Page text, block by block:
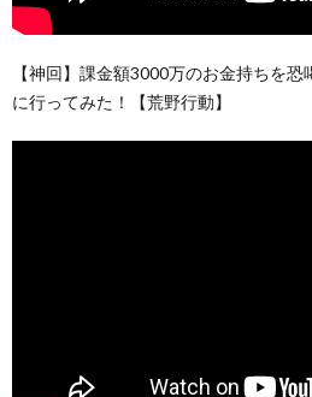
【神回】課金額3000万のお金持ちを
に行ってみた！【荒野行動】